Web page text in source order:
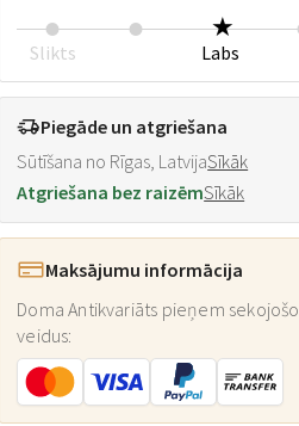
Slikts Labs
Piegāde un atgriešana
Sūtīšana no Rīgas, LatvijaSīkāk
Atgriešana bez raizēmSīkāk
Maksājumu informācija
Doma Antikvariāts pieņem
veidus: